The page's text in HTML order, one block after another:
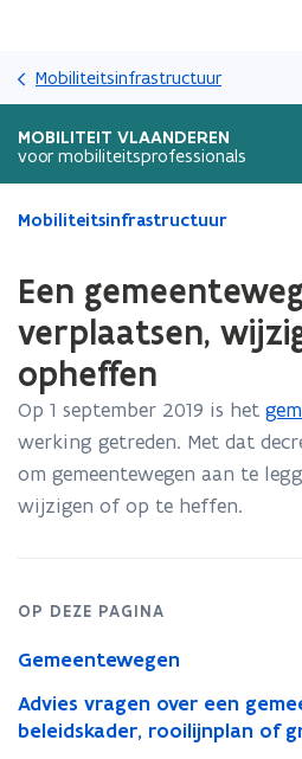
Mobiliteitsinfrastructuur
MOBILITEIT VLAANDEREN
voor mobiliteitsprofessionals
Gedaan
zich
op:
Een
gemeenteweg
aanleggen,
verplaatsen,
wijzigen
Mobiliteitsinfrastructuur
Een
verplaatsen,
opheffen
Op 1 september 2019 is het
werking getreden. Met dat
om gemeentewegen aan te
wijzigen of op te heffen.
OP DEZE PAGINA
Gemeentewegen
Advies vragen over een
beleidskader, rooilijnplan of